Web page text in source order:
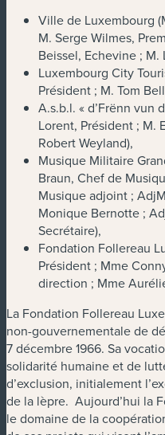
Ville de Luxembourg
M. Serge Wilmes,
Beissel, Echevine ; M.
Luxembourg City
Président ; M. Tom
A.s.b.l. « d’Frënn vun
Lorent, Président ; M.
Robert Weyland),
Musique Militaire
Braun, Chef de
Musique adjoint ;
Monique Bernotte ;
Secrétaire),
Fondation Follereau
Président ; Mme
direction ; Mme
La Fondation Follereau
non-gouvernementale de
7 décembre 1966. Sa
solidarité humaine et de
d’exclusion, initialement
de la lèpre. Aujourd’hui la
le domaine de la